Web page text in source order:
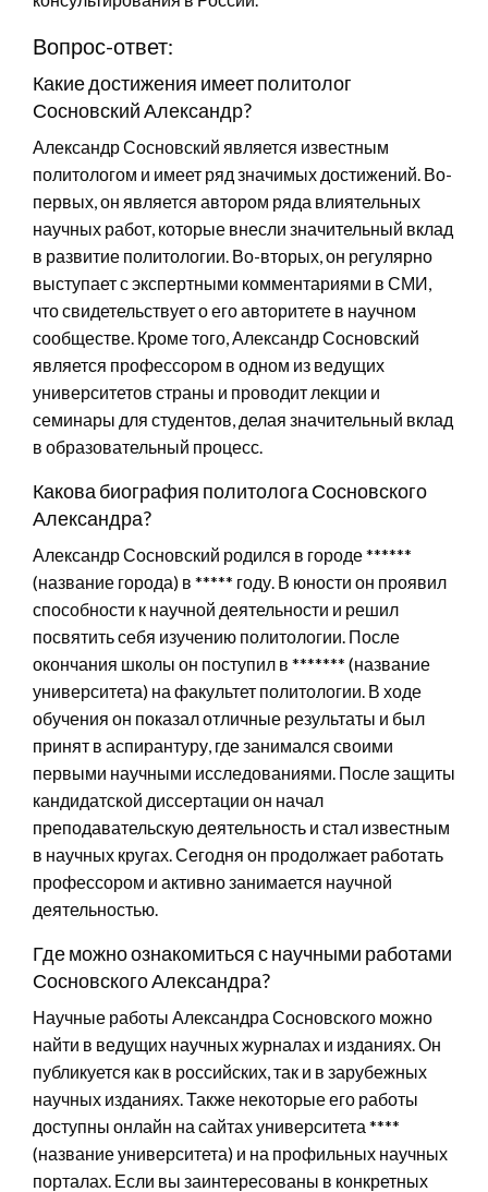
Вопрос-ответ:
Какие достижения имеет политолог
Сосновский Александр?
Александр Сосновский является известным
политологом и имеет ряд значимых достижений. Во-
первых, он является автором ряда влиятельных
научных работ, которые внесли значительный вклад
в развитие политологии. Во-вторых, он регулярно
выступает с экспертными комментариями в СМИ,
что свидетельствует о его авторитете в научном
сообществе. Кроме того, Александр Сосновский
является профессором в одном из ведущих
университетов страны и проводит лекции и
семинары для студентов, делая значительный вклад
в образовательный процесс.
Какова биография политолога Сосновского
Александра?
Александр Сосновский родился в городе ******
(название города) в ***** году. В юности он проявил
способности к научной деятельности и решил
посвятить себя изучению политологии. После
окончания школы он поступил в ******* (название
университета) на факультет политологии. В ходе
обучения он показал отличные результаты и был
принят в аспирантуру, где занимался своими
первыми научными исследованиями. После защиты
кандидатской диссертации он начал
преподавательскую деятельность и стал известным
в научных кругах. Сегодня он продолжает работать
профессором и активно занимается научной
деятельностью.
Где можно ознакомиться с научными работами
Сосновского Александра?
Научные работы Александра Сосновского можно
найти в ведущих научных журналах и изданиях. Он
публикуется как в российских, так и в зарубежных
научных изданиях. Также некоторые его работы
доступны онлайн на сайтах университета ****
(название университета) и на профильных научных
порталах. Если вы заинтересованы в конкретных